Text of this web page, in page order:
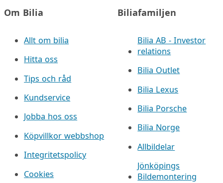
Om Bilia
Allt om bilia
Hitta oss
Tips och råd
Kundservice
Jobba hos oss
Köpvillkor webbshop
Integritetspolicy
Cookies
Biliafamiljen
Bilia AB - Investor
relations
Bilia Outlet
Bilia Lexus
Bilia Porsche
Bilia Norge
Allbildelar
Jönköpings
Bildemontering